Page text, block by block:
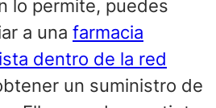
lo permite, puedes
a una farmacia
dentro de la red
un suministro de